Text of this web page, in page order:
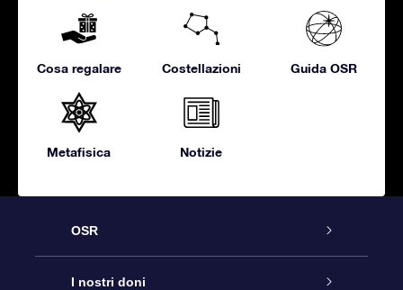
Cosa regalare Costellazioni Guida OSR
Metafisica Notizie
OSR
Assistenza
I nostri doni